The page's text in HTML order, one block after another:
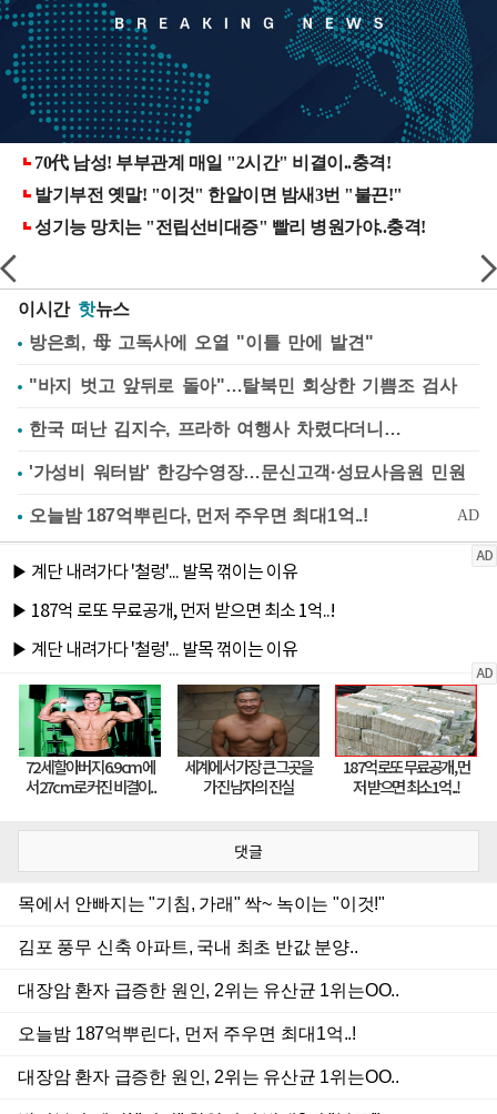
이시간 핫뉴스
방은희, 母 고독사에 오열 "이틀 만에 발견"
"바지 벗고 앞뒤로 돌아"…탈북민 회상한 기쁨조 검사
한국 떠난 김지수, 프라하 여행사 차렸다더니…
'가성비 워터밤' 한강수영장…문신고객·성묘사음원 민원
댓글